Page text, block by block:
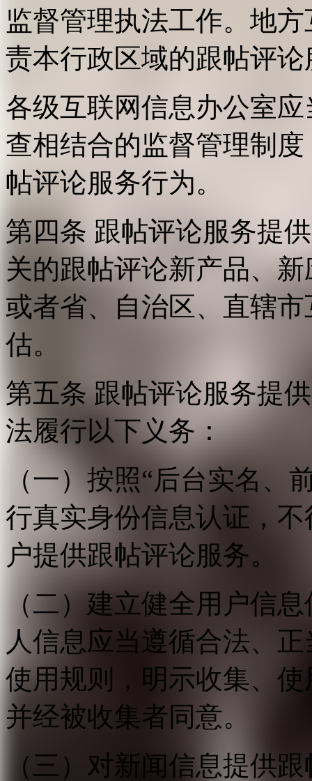
监督管理执法工作。地
责本行政区域的跟帖评
各级互联网信息办公室
查相结合的监督管理制
帖评论服务行为。
第四条 跟帖评论服务提
关的跟帖评论新产品、
或者省、自治区、直辖
估。
第五条 跟帖评论服务提
法履行以下义务：
（一）按照“后台实名、
行真实身份信息认证，
户提供跟帖评论服务。
（二）建立健全用户信
人信息应当遵循合法、
使用规则，明示收集、
并经被收集者同意。
（三）对新闻信息提供